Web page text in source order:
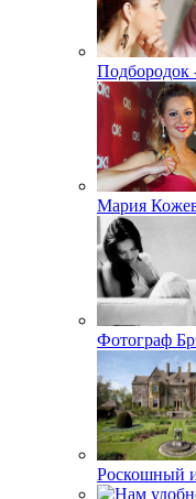
Подбородок
Мария
Фотограф
Роскошный